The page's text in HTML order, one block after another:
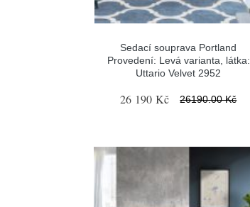
Sedací souprava Portland
Provedení: Levá varianta, látka:
Uttario Velvet 2952
26 190 Kč 26190.00 Kč